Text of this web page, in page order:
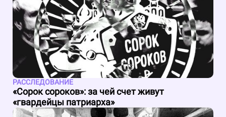
РАССЛЕДОВАНИЕ
«Сорок сороков»: за чей счет живут
«гвардейцы патриарха»